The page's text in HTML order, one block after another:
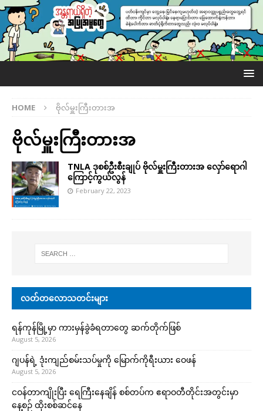
HOME ဗိုလ်မှူးကြီးတားအ
ဗိုလ်မှူးကြီးတားအ
TNLA ဒုစစ်ဦးစီးချုပ် ဗိုလ်မှူးကြီးတားအ လှော်​ရောဂါ
ကြောင့်ကွယ်လွန်
February 22, 2023
လတ်တလောသတင်းများ
ရန်ကုန်မြို့မှာ ကားမှန်ခွဲခံရတာတွေ ဆက်တိုက်ဖြစ်
August 5, 2026
ဂျပန်ရဲ့ ဒုံးကျည်စမ်းသပ်မှုကို မြောက်ကိုရီးယား ဝေဖန်
August 5, 2026
ငဝန်တာကျိုးပြီး ရေကြီးနေချိန် စစ်တပ်က ဧရာဝတီတိုင်းအတွင်းမှာ
နေ့စဉ် ထိုးစစ်ဆင်နေ